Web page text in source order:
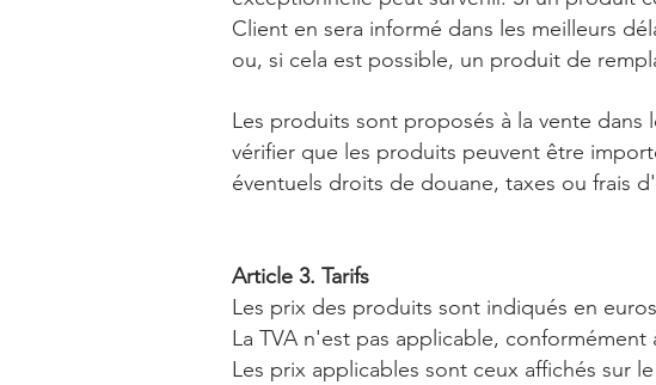
Client en sera informé dans les meilleurs
ou, si cela est possible, un produit de
Les produits sont proposés à la vente dans
vérifier que les produits peuvent être
éventuels droits de douane, taxes ou frais
Article 3. Tarifs
Les prix des produits sont indiqués en euros
La TVA n'est pas applicable,
Les prix applicables sont ceux affichés sur